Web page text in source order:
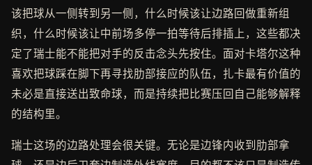
该把球从一侧转到另一侧，什么时候该让边路回做重新组
织，什么时候该让中前场多停一拍等待后排插上，这些都决
定了瑞士能不能把对手的反击念头先按住。面对卡塔尔这种
喜欢把球踩在脚下再寻找肋部接应的队伍，扎卡最有价值的
未必是直接送出致命球，而是持续把比赛压回自己能够解释
的结构里。
瑞士这场的边路处理会很关键。无论是边锋内收到肋部拿